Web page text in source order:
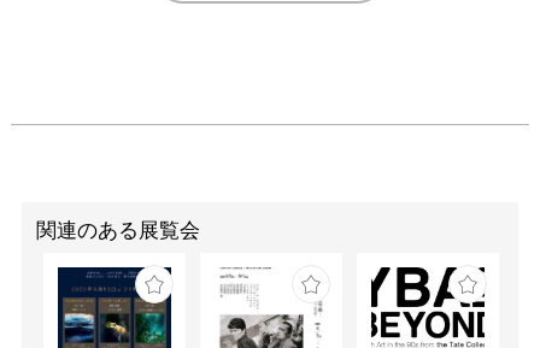
関連のある展覧会